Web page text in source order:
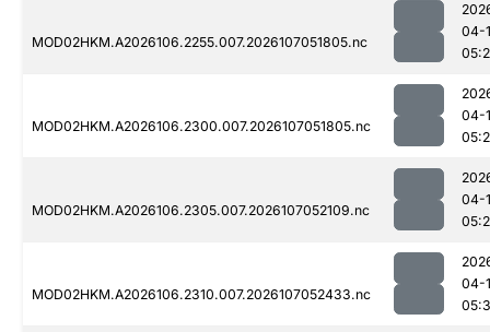
MOD02HKM.A2026106.2255.007.2026107051805.nc
04-
MOD02HKM.A2026106.2300.007.2026107051805.nc
04-
MOD02HKM.A2026106.2305.007.2026107052109.nc
04-
MOD02HKM.A2026106.2310.007.2026107052433.nc
04-